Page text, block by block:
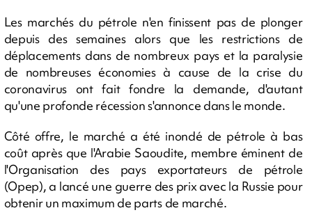
Les marchés du pétrole n'en finissent pas de plonger
depuis des semaines alors que les restrictions de
déplacements dans de nombreux pays et la paralysie
de nombreuses économies à cause de la crise du
coronavirus ont fait fondre la demande, d'autant
qu'une profonde récession s'annonce dans le monde.
Côté offre, le marché a été inondé de pétrole à bas
coût après que l'Arabie Saoudite, membre éminent de
l'Organisation des pays exportateurs de pétrole
(Opep), a lancé une guerre des prix avec la Russie pour
obtenir un maximum de parts de marché.